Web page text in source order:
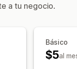
a tu negocio.
Básico
$5al